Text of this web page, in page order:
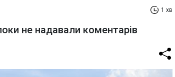
1 хв
не надавали коментарів